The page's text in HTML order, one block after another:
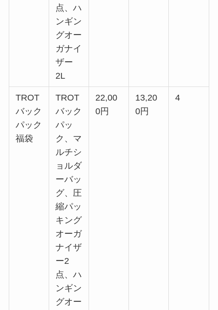
点、ハ
ンギン
グオー
ガナイ
ザー
2L
TROT
バック
パック
福袋
TROT
バック
パッ
ク、マ
ルチシ
ョルダ
ーバッ
グ、圧
縮パッ
キング
オーガ
ナイザ
ー2
点、ハ
ンギン
グオー
22,00
0円
13,20
0円
4